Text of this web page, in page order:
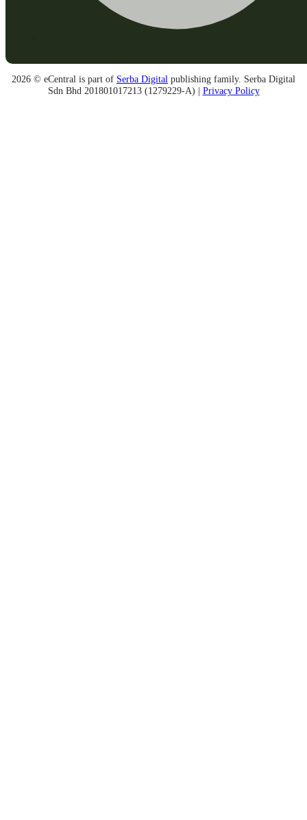
2026 © eCentral is part of Serba Digital publishing family. Serba Digital
Sdn Bhd 201801017213 (1279229-A) | Privacy Policy